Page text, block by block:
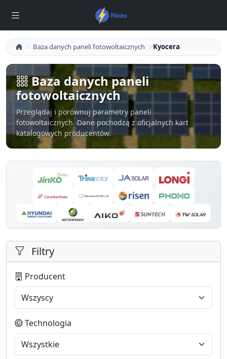
Baza danych paneli fotowoltaicznych Kyocera
Baza danych paneli
fotowoltaicznych
Przeglądaj i porównuj parametry paneli
fotowoltaicznych. Dane pochodzą z oficjalnych kart
katalogowych producentów.
Filtry
Producent
Technologia